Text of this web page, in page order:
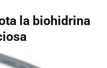
la biohidrina